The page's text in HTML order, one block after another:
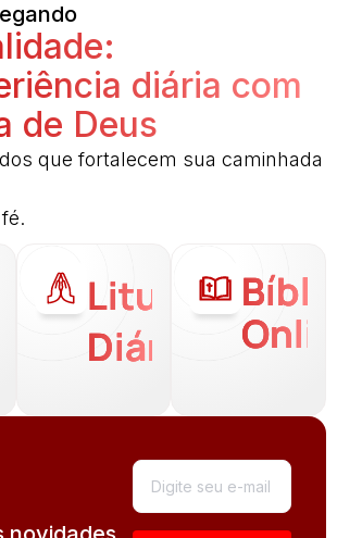
diária com
de Deus
que fortalecem sua caminhada
Liturgia
Diária